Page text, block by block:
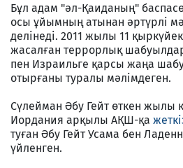
Бұл адам "әл-Қаиданың"
осы ұйымның атынан әртүрлі
делінеді. 2011 жылы 11
жасалған террорлық
пен Израильге қарсы жаңа
отырғаны туралы мәлімдеген.
Сүлейман Әбу Гейт өткен жылы
Иордания арқылы АҚШ-қа
туған Әбу Гейт Усама бен
үйленген.